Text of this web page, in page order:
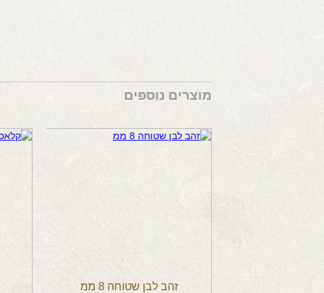
מוצרים נוספים
זהב לבן שטוחה 8 ממ